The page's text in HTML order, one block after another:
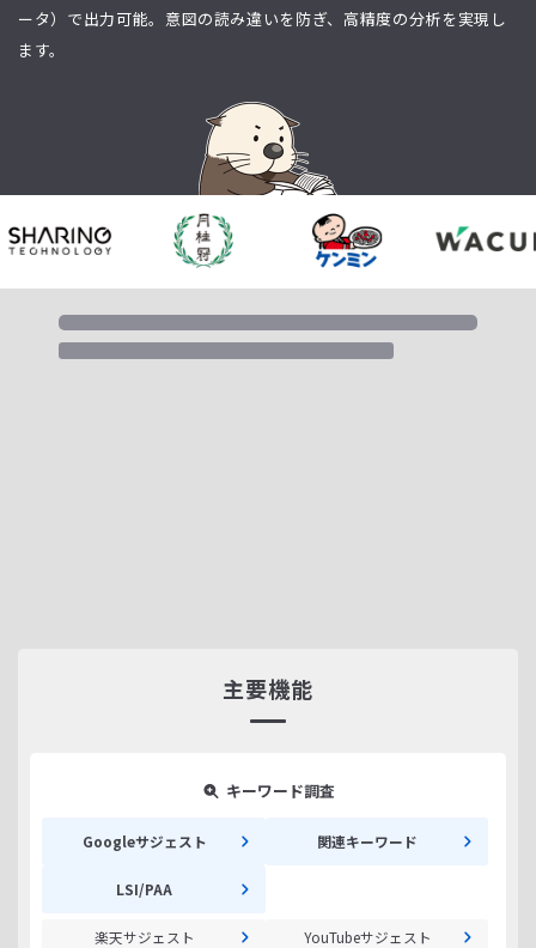
ータ）で出力可能。意図の読み違いを防ぎ、高精度の分析を実現し
ます。
主要機能
キーワード調査
Googleサジェスト 関連キーワード
LSI/PAA
楽天サジェスト
YouTubeサジェスト